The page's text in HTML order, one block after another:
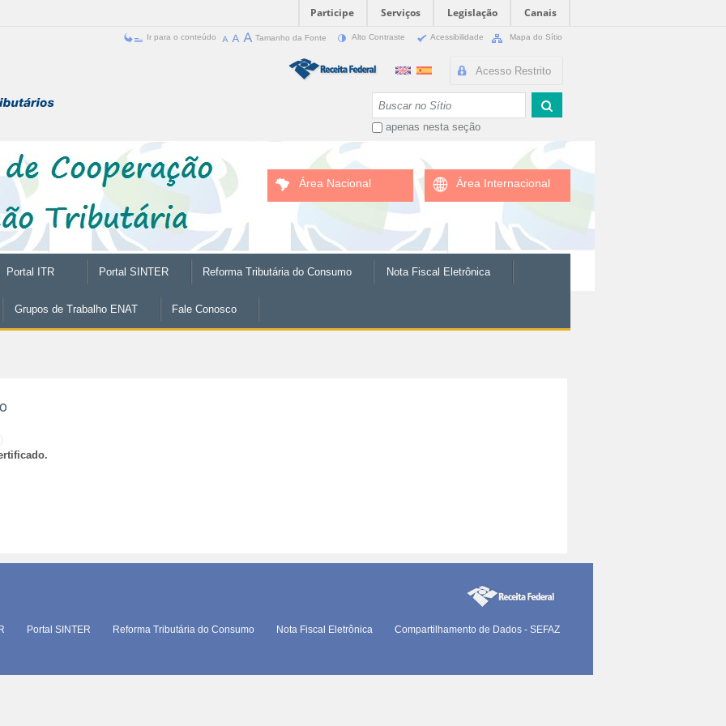
Participe Serviços Legislação
Canais
Ir para o conteúdo Tamanho da Fonte Alto Contraste Acessibilidade Mapa do Sítio
Acesso Restrito
apenas nesta seção
Área Nacional Área Internacional
Portal ITR Portal SINTER Reforma Tributária do Consumo Nota Fiscal Eletrônica
Grupos de Trabalho ENAT Fale Conosco
Portal SINTER Reforma Tributária do Consumo Nota Fiscal Eletrônica
Compartilhamento de Dados - SEFAZ